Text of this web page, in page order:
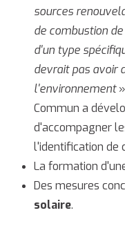
sources
de combustion
d'un type
devrait pas avoir
l'environnement
Commun a
d'accompagner
l'identification de
La formation
Des mesures
solaire.